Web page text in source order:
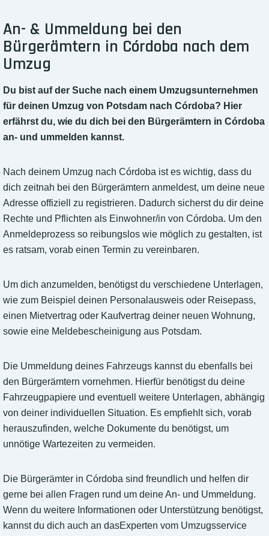
An- & Ummeldung bei den
Bürgerämtern in Córdoba nach dem
Umzug
Du bist auf der Suche nach einem Umzugsunternehmen
für deinen Umzug von Potsdam nach Córdoba? Hier
erfährst du, wie du dich bei den Bürgerämtern in Córdoba
an- und ummelden kannst.
Nach deinem Umzug nach Córdoba ist es wichtig, dass du
dich zeitnah bei den Bürgerämtern anmeldest, um deine neue
Adresse offiziell zu registrieren. Dadurch sicherst du dir deine
Rechte und Pflichten als Einwohner/in von Córdoba. Um den
Anmeldeprozess so reibungslos wie möglich zu gestalten, ist
es ratsam, vorab einen Termin zu vereinbaren.
Um dich anzumelden, benötigst du verschiedene Unterlagen,
wie zum Beispiel deinen Personalausweis oder Reisepass,
einen Mietvertrag oder Kaufvertrag deiner neuen Wohnung,
sowie eine Meldebescheinigung aus Potsdam.
Die Ummeldung deines Fahrzeugs kannst du ebenfalls bei
den Bürgerämtern vornehmen. Hierfür benötigst du deine
Fahrzeugpapiere und eventuell weitere Unterlagen, abhängig
von deiner individuellen Situation. Es empfiehlt sich, vorab
herauszufinden, welche Dokumente du benötigst, um
unnötige Wartezeiten zu vermeiden.
Die Bürgerämter in Córdoba sind freundlich und helfen dir
gerne bei allen Fragen rund um deine An- und Ummeldung.
Wenn du weitere Informationen oder Unterstützung benötigst,
kannst du dich auch an dasExperten vom Umzugsservice